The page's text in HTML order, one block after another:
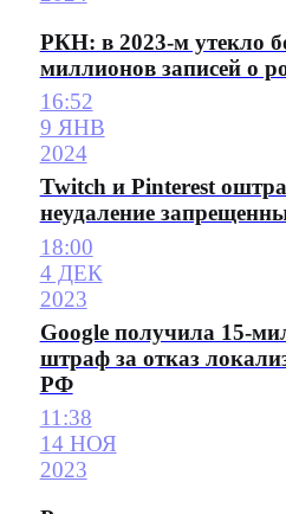
РКН: в 2023-м утекло
миллионов записей о
16:52
9 ЯНВ
2024
Twitch и Pinterest
неудаление
18:00
4 ДЕК
2023
Google получила 15-
штраф за отказ
РФ
11:38
14 НОЯ
2023